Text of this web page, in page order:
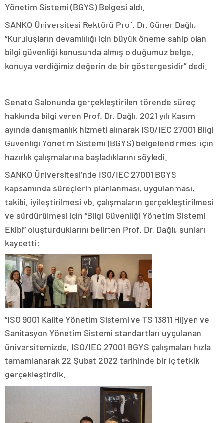
Yönetim Sistemi (BGYS) Belgesi aldı.
SANKO Üniversitesi Rektörü Prof. Dr. Güner Dağlı,
“Kuruluşların devamlılığı için büyük öneme sahip olan
bilgi güvenliği konusunda almış olduğumuz belge,
konuya verdiğimiz değerin de bir göstergesidir” dedi.
Senato Salonunda gerçekleştirilen törende süreç
hakkında bilgi veren Prof. Dr. Dağlı, 2021 yılı Kasım
ayında danışmanlık hizmeti alınarak ISO/IEC 27001 Bilgi
Güvenliği Yönetim Sistemi (BGYS) belgelendirmesi için
hazırlık çalışmalarına başladıklarını söyledi.
SANKO Üniversitesi’nde ISO/IEC 27001 BGYS
kapsamında süreçlerin planlanması, uygulanması,
takibi, iyileştirilmesi vb. çalışmaların gerçekleştirilmesi
ve sürdürülmesi için “Bilgi Güvenliği Yönetim Sistemi
Ekibi” oluşturduklarını belirten Prof. Dr. Dağlı, şunları
kaydetti:
“ISO 9001 Kalite Yönetim Sistemi ve TS 13811 Hijyen ve
Sanitasyon Yönetim Sistemi standartları uygulanan
üniversitemizde, ISO/IEC 27001 BGYS çalışmaları hızla
tamamlanarak 22 Şubat 2022 tarihinde bir iç tetkik
gerçekleştirdik.